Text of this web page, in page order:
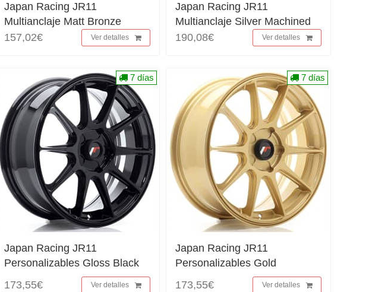
Japan Racing JR11
Multianclaje Matt Bronze
157,02€
Ver detalles
Japan Racing JR11
Multianclaje Silver Machined
190,08€
Ver detalles
Japan Racing JR11
Personalizables Gloss Black
173,55€
Ver detalles
7 días
Japan Racing JR11
Personalizables Gold
173,55€
Ver detalles
7 días